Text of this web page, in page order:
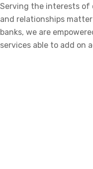
Serving the interests of
and relationships
banks, we are
services able to add on